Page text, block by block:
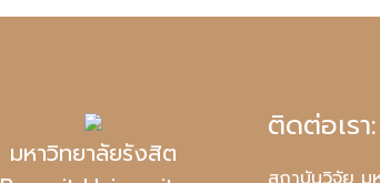
มหาวิทยาลัยรังสิต
ติดต่อเรา: